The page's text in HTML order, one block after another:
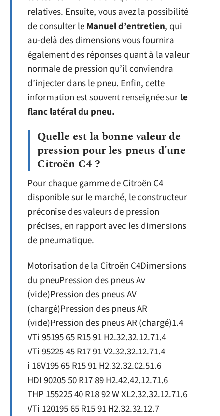
relatives. Ensuite, vous avez la possibilité
de consulter leManuel d’entretien, qui
au-delà des dimensions vous fournira
également des réponses quant à la valeur
normale de pression qu’il conviendra
d’injecter dans le pneu. Enfin, cette
information est souvent renseignée surle
flanc latéral du pneu.
Quelle est la bonne valeur de
pression pour les pneus d’une
Citroën C4 ?
Pour chaque gamme de Citroën C4
disponible sur le marché, le constructeur
préconise des valeurs de pression
précises, en rapport avec les dimensions
de pneumatique.
Motorisation de la Citroën C4Dimensions
du pneuPression des pneus Av
(vide)Pression des pneus AV
(chargé)Pression des pneus AR
(vide)Pression des pneus AR (chargé)1.4
VTi 95195 65 R15 91 H2.32.32.12.71.4
VTi 95225 45 R17 91 V2.32.32.12.71.4
i 16V195 65 R15 91 H2.32.32.02.51.6
HDI 90205 50 R17 89 H2.42.42.12.71.6
THP 155225 40 R18 92 W XL2.32.32.12.71.6
VTi 120195 65 R15 91 H2.32.32.12.7